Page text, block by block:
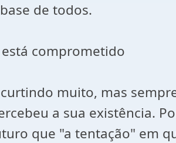
de todos.
comprometido
muito, mas
a sua existência.
que "a tentação" em